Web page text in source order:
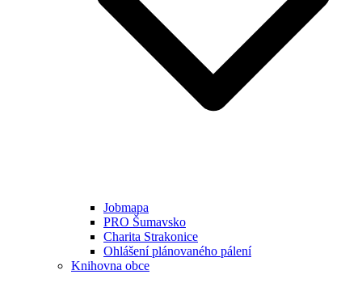
Jobmapa
PRO Šumavsko
Charita Strakonice
Ohlášení plánovaného pálení
Knihovna obce